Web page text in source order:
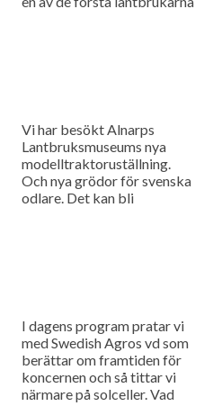
Vi har besökt Alnarps
Lantbruksmuseums nya
modelltraktoruställning.
Och nya grödor för svenska
odlare. Det kan bli
I dagens program pratar vi
med Swedish Agros vd som
berättar om framtiden för
koncernen och så tittar vi
närmare på solceller. Vad